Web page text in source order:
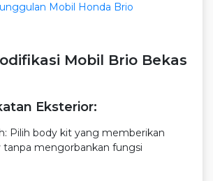
Mobil Honda Brio
Mobil Brio Bekas
Eksterior:
Pilih body kit yang memberikan
mengorbankan fungsi